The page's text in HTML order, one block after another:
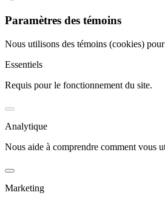
Paramètres des témoins
Nous utilisons des témoins (cookies)
Essentiels
Requis pour le fonctionnement du site.
Analytique
Nous aide à comprendre comment vous
Marketing